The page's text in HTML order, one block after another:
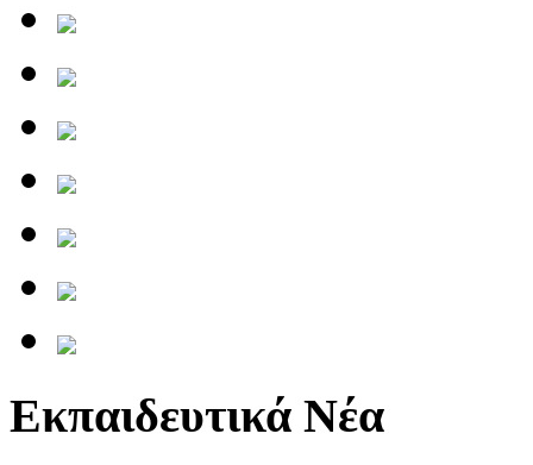
Εκπαιδευτικά Νέα